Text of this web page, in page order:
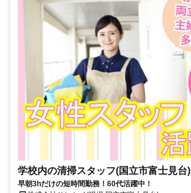
学校内の清掃スタッフ(国立市富士見台)
早朝3hだけの短時間勤務！60代活躍中！